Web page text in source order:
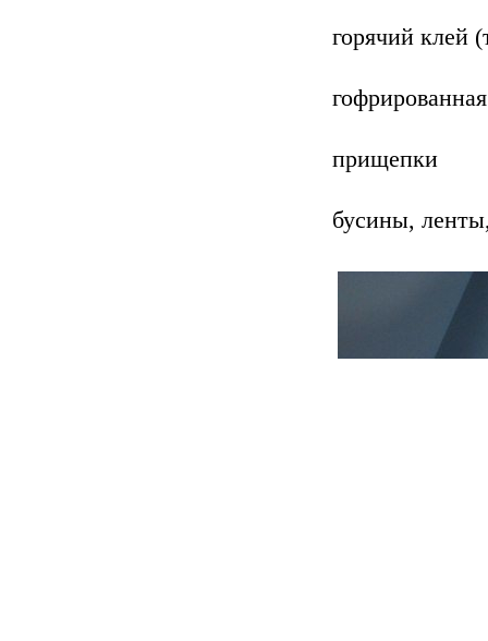
горячий клей
прищепки
бусины,